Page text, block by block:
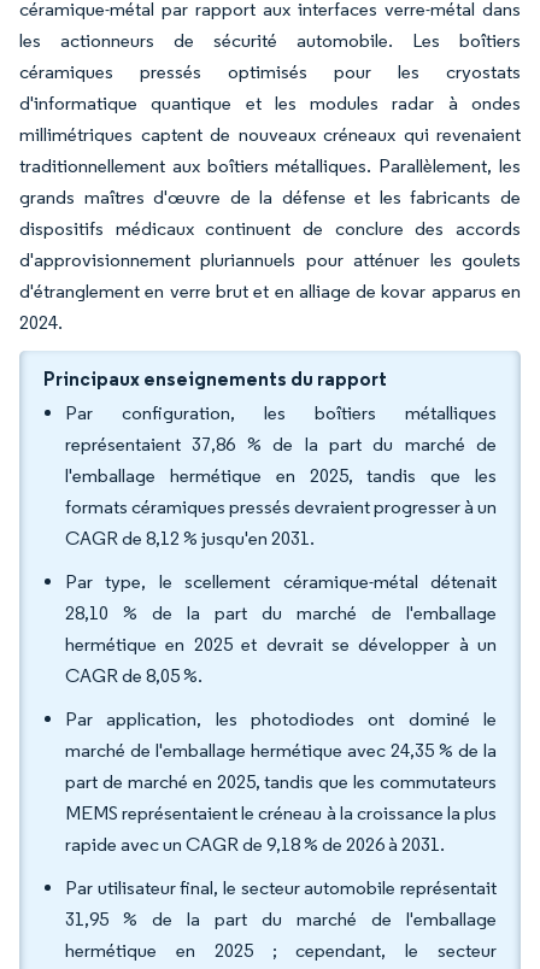
céramique-métal par rapport aux interfaces verre-métal dans
les actionneurs de sécurité automobile. Les boîtiers
céramiques pressés optimisés pour les cryostats
d'informatique quantique et les modules radar à ondes
millimétriques captent de nouveaux créneaux qui revenaient
traditionnellement aux boîtiers métalliques. Parallèlement, les
grands maîtres d'œuvre de la défense et les fabricants de
dispositifs médicaux continuent de conclure des accords
d'approvisionnement pluriannuels pour atténuer les goulets
d'étranglement en verre brut et en alliage de kovar apparus en
2024.
Principaux enseignements du rapport
Par configuration, les boîtiers métalliques
représentaient 37,86 % de la part du marché de
l'emballage hermétique en 2025, tandis que les
formats céramiques pressés devraient progresser à un
CAGR de 8,12 % jusqu'en 2031.
Par type, le scellement céramique-métal détenait
28,10 % de la part du marché de l'emballage
hermétique en 2025 et devrait se développer à un
CAGR de 8,05 %.
Par application, les photodiodes ont dominé le
marché de l'emballage hermétique avec 24,35 % de la
part de marché en 2025, tandis que les commutateurs
MEMS représentaient le créneau à la croissance la plus
rapide avec un CAGR de 9,18 % de 2026 à 2031.
Par utilisateur final, le secteur automobile représentait
31,95 % de la part du marché de l'emballage
hermétique en 2025 ; cependant, le secteur